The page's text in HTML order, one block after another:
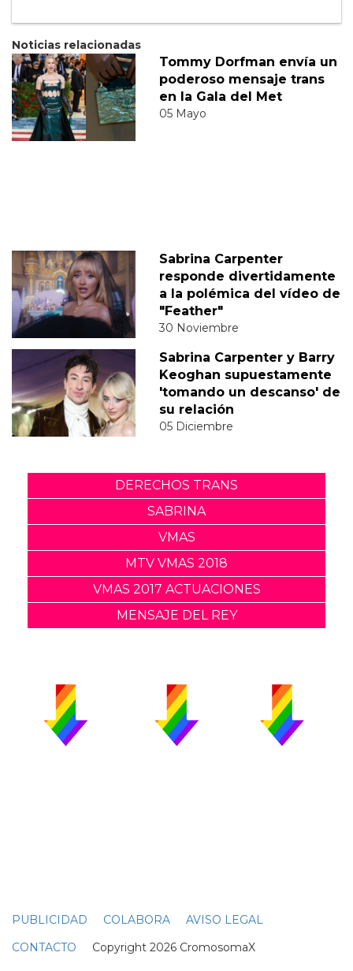
Noticias relacionadas
Tommy Dorfman envía un
poderoso mensaje trans
en la Gala del Met
05 Mayo
Sabrina Carpenter
responde divertidamente
a la polémica del vídeo de
"Feather"
30 Noviembre
Sabrina Carpenter y Barry
Keoghan supuestamente
'tomando un descanso' de
su relación
05 Diciembre
DERECHOS TRANS
SABRINA
VMAS
MTV VMAS 2018
VMAS 2017 ACTUACIONES
MENSAJE DEL REY
PUBLICIDAD COLABORA
AVISO LEGAL
CONTACTO Copyright 2026 CromosomaX